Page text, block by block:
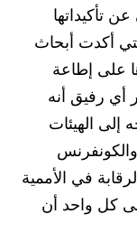
تأكيداتها
أكدت أبحاث
على إطاعة
أي رفيق أنه
إلى الهيئات
في الأممية
كل واحد أن